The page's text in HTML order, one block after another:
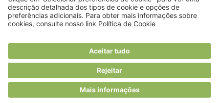
© 2018 Viver Saudável
O portal dos profissionais de nutrição
Created byRHP Consulting